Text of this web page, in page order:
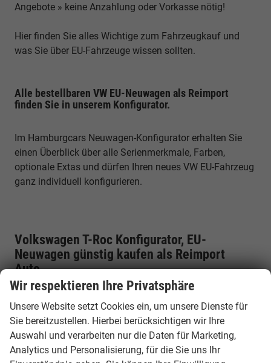
Angebote » keine Anzahlung oder Vorkasse nötig!
Hier finden Sie alles Wichtige zum Fahrzeugkauf und
was Sie über EU-Fahrzeuge wissen sollten.
Alle bestellbaren VW EU-Neuwagen als Reimport
finden Sie in unserem Konfigurator.
Im Hamburgcars Neuwagen-Konfigurator erhalten Sie
einen Überblick über alle Serienmerkmale, Farben,
optionale Extas und dürfen Ihren neues VW EU-Fahrzeug
ganz individuell konfigurieren.
Volkswagen T-Roc Konfigurator, EU-
Neuwagen günstig kaufen als Reimport
Auto.
Klicken Sie bitte hier und konfigurieren Sie sich Ihren VW
T-Roc als EU-Neuwagen
Wir respektieren Ihre Privatsphäre
Unsere Website setzt Cookies ein, um unsere Dienste für
Sie bereitzustellen. Hierbei berücksichtigen wir Ihre
Auswahl und verarbeiten nur die Daten für Marketing,
Analytics und Personalisierung, für die Sie uns Ihr